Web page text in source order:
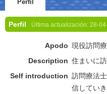
Perfil
Perfil Última actualización: 28-
Apodo 現役訪問
Description 住まいに
Self introduction 訪問療法
信していき